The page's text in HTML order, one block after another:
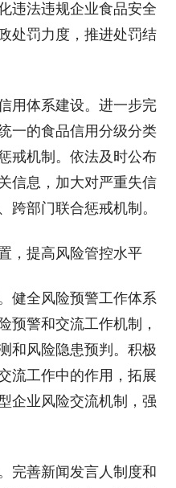
违法违规企业食品安全
处罚力度，推进处罚结
用体系建设。进一步完
一的食品信用分级分类
戒机制。依法及时公布
信息，加大对严重失信
跨部门联合惩戒机制。
，提高风险管控水平
健全风险预警工作体系
预警和交流工作机制，
和风险隐患预判。积极
流工作中的作用，拓展
企业风险交流机制，强
完善新闻发言人制度和